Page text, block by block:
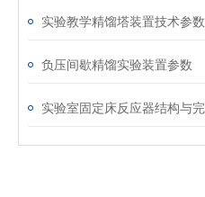
实验教学精馏塔装置技术参数
负压间歇精馏实验装置参数